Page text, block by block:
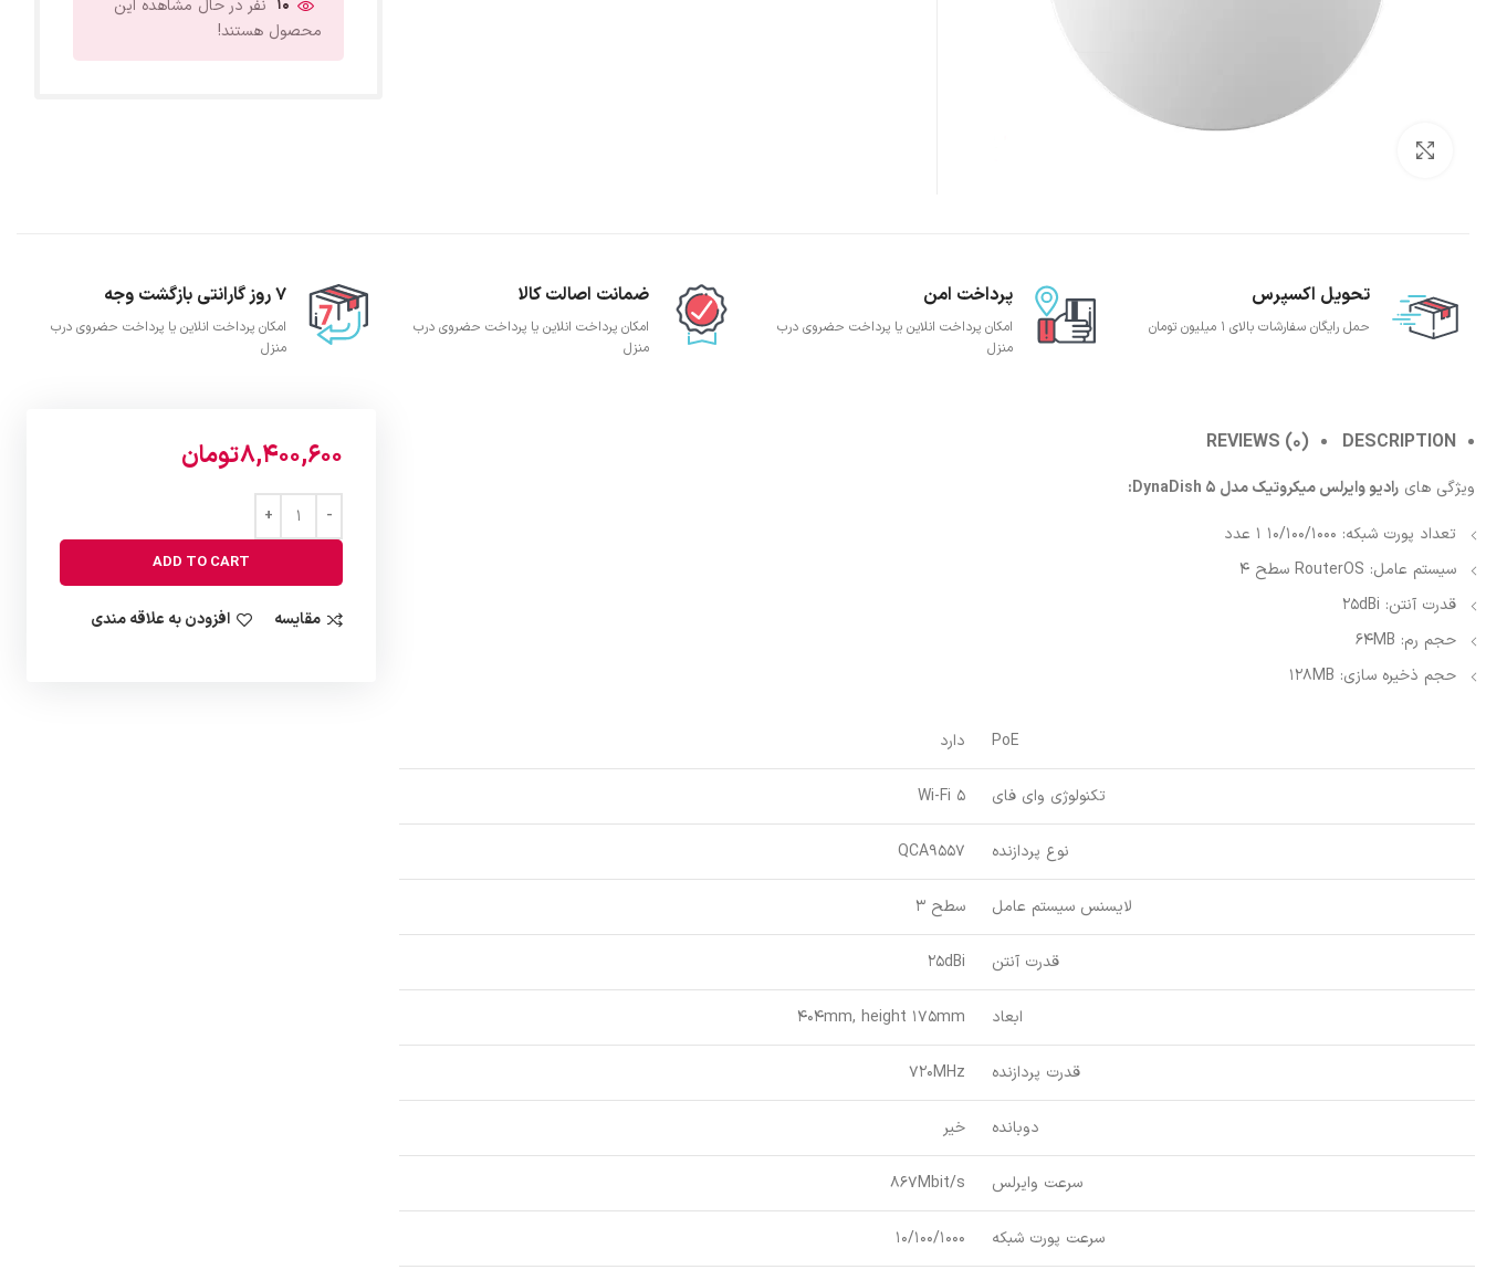
نفر در حال مشاهده این
محصول هستند!
تحویل اکسپرس
حمل رایگان سفارشات بالای 1 میلیون تومان
پرداخت امن
امکان پرداخت انلاین یا پرداخت حضروی درب
منزل
ضمانت اصالت کالا
امکان پرداخت انلاین یا پرداخت حضروی درب
منزل
7 روز گارانتی بازگشت وجه
امکان پرداخت انلاین یا پرداخت حضروی درب
منزل
DESCRIPTION
REVIEWS (0)
ویژگی های رادیو وایرلس میکروتیک مدل DynaDish 5:
تعداد پورت شبکه: 10/100/1000 1 عدد
سیستم عامل: RouterOS سطح 4
قدرت آنتن: 25dBi
حجم رم: 64MB
حجم ذخیره سازی: 128MB
PoE دارد
تکنولوژی وای فای Wi-Fi 5
نوع پردازنده QCA9557
لایسنس سیستم عامل سطح 3
قدرت آنتن 25dBi
ابعاد 404mm, height 175mm
قدرت پردازنده 720MHz
دوبانده خیر
سرعت وایرلس 867Mbit/s
سرعت پورت شبکه 10/100/1000
8,400,600تومان
ADD TO CART
مقایسه افزودن به علاقه مندی